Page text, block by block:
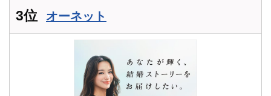
3位 オーネット